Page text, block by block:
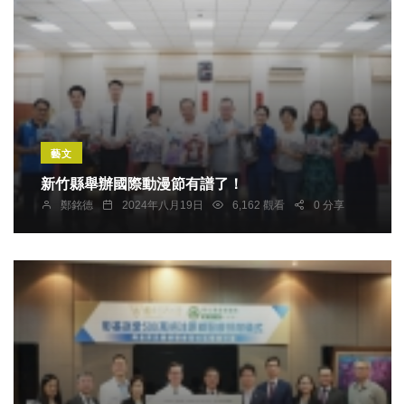
藝文
新竹縣舉辦國際動漫節有譜了！
鄭銘德 2024年八月19日 6,162 觀看 0 分享